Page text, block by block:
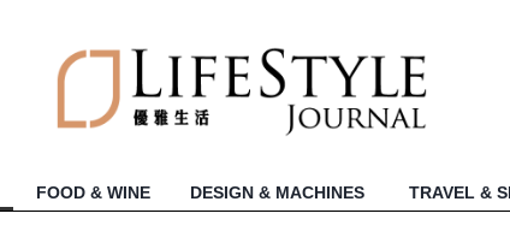
FOOD & WINE DESIGN & MACHINES TRAVEL &